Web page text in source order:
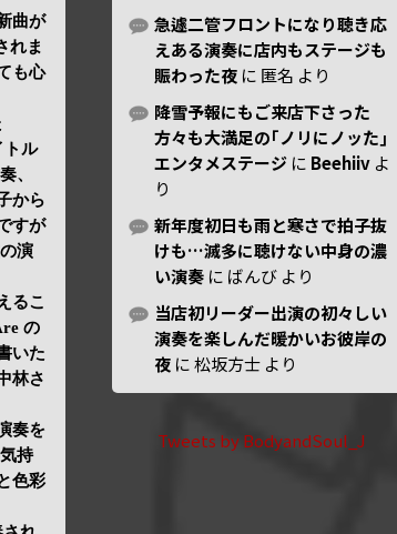
曲が
れま
も心
トル
、
から
すが
演
るこ
の
いた
林さ
奏を
持
色彩
急遽二管フロントになり聴き応
えある演奏に店内もステージも
賑わった夜 に 匿名 より
降雪予報にもご来店下さった
方々も大満足の｢ノリにノッた｣
エンタメステージ に Beehiiv よ
り
新年度初日も雨と寒さで拍子抜
けも…滅多に聴けない中身の濃
い演奏 に ばんび より
当店初リーダー出演の初々しい
演奏を楽しんだ暖かいお彼岸の
夜 に松坂方士 より
Tweets by BodyandSoul_J